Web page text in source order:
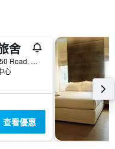
舍
886 Sukhumvit 50 Road, 曼谷, 泰國
心
查看優惠